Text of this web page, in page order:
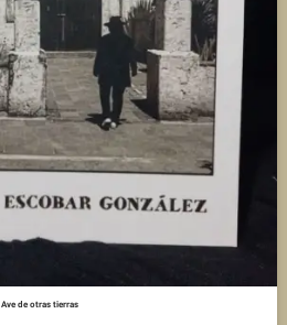
Ave de otras tierras